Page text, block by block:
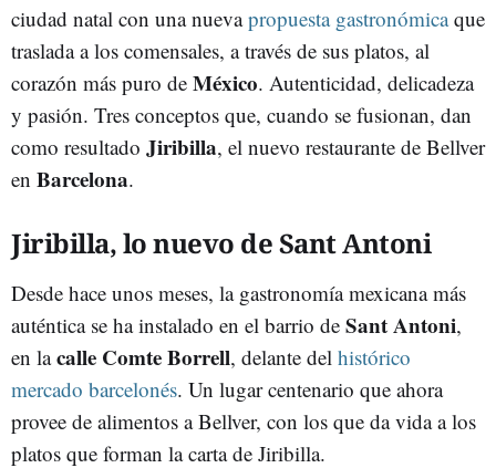
ciudad natal con una nuevapropuesta gastronómicaque
traslada a los comensales, a través de sus platos, al
corazón más puro de México. Autenticidad, delicadeza
y pasión. Tres conceptos que, cuando se fusionan, dan
como resultado Jiribilla, el nuevo restaurante de Bellver
en Barcelona.
Jiribilla, lo nuevo de Sant Antoni
Desde hace unos meses, la gastronomía mexicana más
auténtica se ha instalado en el barrio de Sant Antoni,
en lacalle Comte Borrell, delante del histórico
mercado barcelonés. Un lugar centenario que ahora
provee de alimentos a Bellver, con los que da vida a los
platos que forman la carta de Jiribilla.